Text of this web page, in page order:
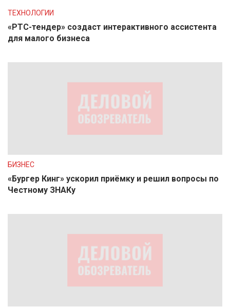
ТЕХНОЛОГИИ
«РТС-тендер» создаст интерактивного ассистента
для малого бизнеса
БИЗНЕС
«Бургер Кинг» ускорил приёмку и решил вопросы по
Честному ЗНАКу